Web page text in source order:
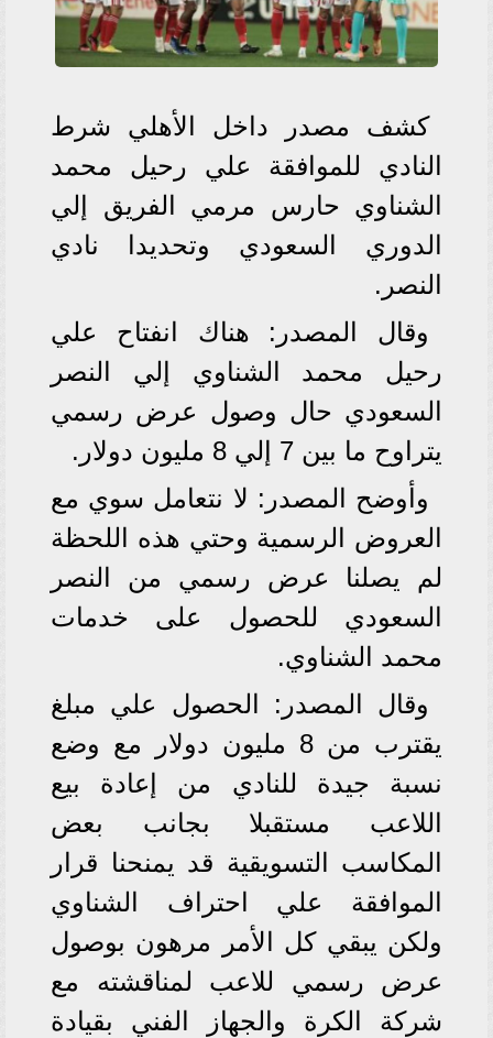
كشف مصدر داخل الأهلي شرط
النادي للموافقة علي رحيل محمد
الشناوي حارس مرمي الفريق إلي
الدوري السعودي وتحديدا نادي
النصر.
وقال المصدر: هناك انفتاح علي
رحيل محمد الشناوي إلي النصر
السعودي حال وصول عرض رسمي
يتراوح ما بين 7 إلي 8 مليون دولار.
وأوضح المصدر: لا نتعامل سوي مع
العروض الرسمية وحتي هذه اللحظة
لم يصلنا عرض رسمي من النصر
السعودي للحصول على خدمات
محمد الشناوي.
وقال المصدر: الحصول علي مبلغ
يقترب من 8 مليون دولار مع وضع
نسبة جيدة للنادي من إعادة بيع
اللاعب مستقبلا بجانب بعض
المكاسب التسويقية قد يمنحنا قرار
الموافقة علي احتراف الشناوي
ولكن يبقي كل الأمر مرهون بوصول
عرض رسمي للاعب لمناقشته مع
شركة الكرة والجهاز الفني بقيادة